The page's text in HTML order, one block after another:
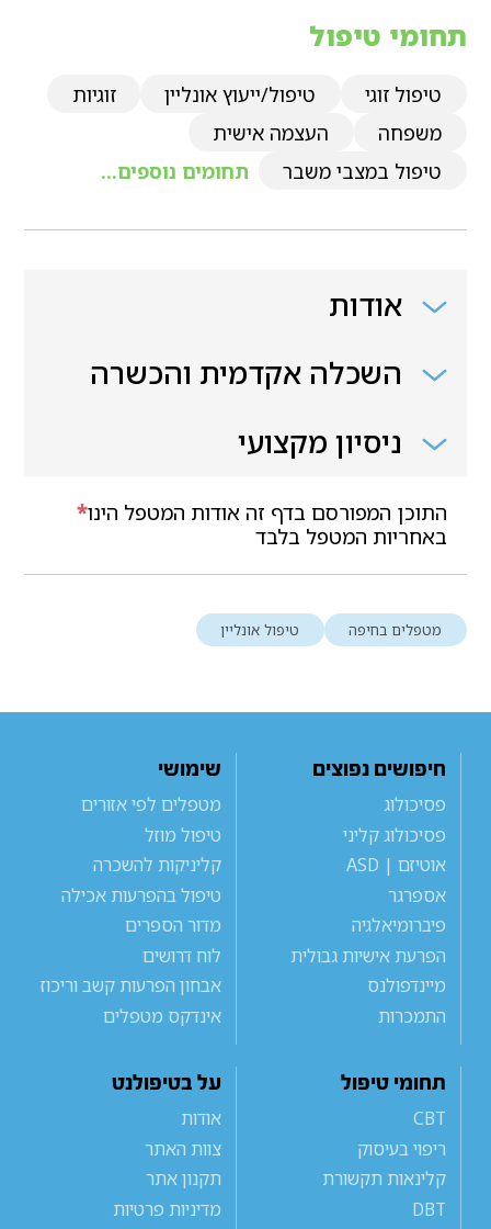
תחומי טיפול
טיפול זוגי טיפול/ייעוץ אונליין
זוגיות
משפחה
העצמה אישית
טיפול במצבי משבר
תחומים נוספים...
אודות
השכלה אקדמית והכשרה
ניסיון מקצועי
*התוכן המפורסם בדף זה אודות המטפל הינו
באחריות המטפל בלבד
מטפלים בחיפה טיפול אונליין
חיפושים נפוצים
פסיכולוג
פסיכולוג קליני
אוטיזם | ASD
אספרגר
פיברומיאלגיה
הפרעת אישיות גבולית
מיינדפולנס
התמכרות
שימושי
מטפלים לפי אזורים
טיפול מוזל
קליניקות להשכרה
טיפול בהפרעות אכילה
מדור הספרים
לוח דרושים
אבחון הפרעות קשב וריכוז
אינדקס מטפלים
תחומי טיפול
CBT
ריפוי בעיסוק
קלינאות תקשורת
DBT
על בטיפולנט
אודות
צוות האתר
תקנון אתר
מדיניות פרטיות